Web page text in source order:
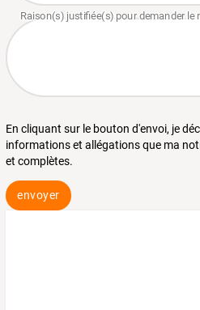
En cliquant sur le bouton d'envoi, je
informations et allégations que ma
et complètes.
envoyer